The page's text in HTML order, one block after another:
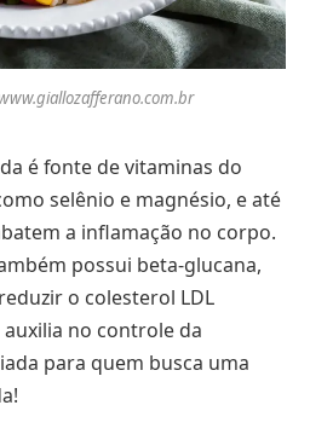
é fonte de vitaminas do
selênio e magnésio, e até
a inflamação no corpo.
possui beta-glucana,
o colesterol LDL
auxilia no controle da
para quem busca uma